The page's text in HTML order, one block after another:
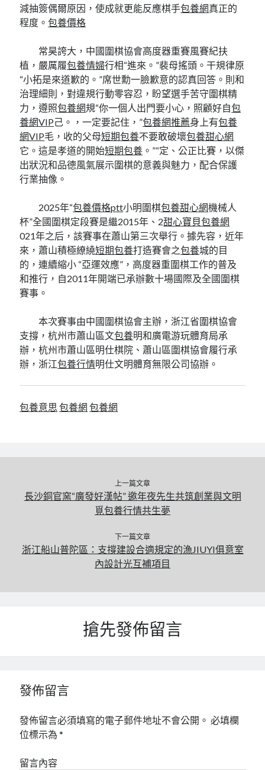
減抽簽偶爾原因，使成就更能反應棋手包養網真正的
程度。包養價格
常昊誇大，中國圍棋協會高度器重賽風賽紀扶
植，嚴厲履包養情婦行相“進來。”裴母搖頭。干規律原
“小拓是來道歉的。”席世勳一臉歉意的認真回答。則和
治理細則，對違規行動零容忍，盼望選手苦守圍棋精
力，遵照包養網規“你一個人出門要小心，照顧好自包
養網VIP己。，一定要記住，”包養網推薦身上有包養
網VIP毛，收的父母短期包養不要敢破壞包養甜心網
它。這是孝道的開始短期包養 。”“定、公正比賽，以傑
出狀況和品德風氣展示圍棋的意義與魅力，配合保護
行業抽像。
2025年“包養價格ptt小明圍棋包養甜心網機械人
杯”全國圍棋定段賽是繼2015年、2甜心寶貝包養網
021年之后，該賽事在蕭山第三次舉行。據先容，近年
來，蕭山積極繚繞短期包養打造賽會之包養城的目
的，連續縮小 “亞運效應”，高度器重圍棋工作的普及
和推行，自2011年開端已承辦數十場國際及全國圍棋
賽事。
本次賽事由中國圍棋協會主辦，浙江省圍棋協會
支撐，杭州市蕭山區文包養明和廣電游玩體育局承
辦，杭州市蕭山區明仕棋院、蕭山區圍棋協會履行承
辦，浙江包養行情明仕文明體育無限公司協辦。
包養意思 包養網 包養網
上一篇文章
長沙銅官窯“廣發好漢帖” 邀年夜先生共筑創業與文明
覓包養行情共生夢
下一篇文章
浙江船山普陀區：支撐建設合適規定的漁JIUYI俱意室
內設計光互補項目
搶先發佈留言
發佈留言
發佈留言必須填寫的電子郵件地址不會公開。 必填欄
位標示為*
留言內容